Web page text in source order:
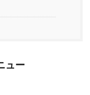
ュー